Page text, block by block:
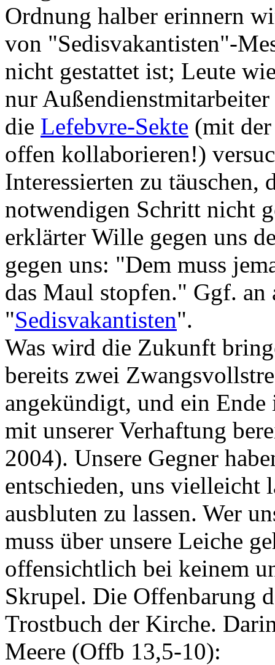
Ordnung halber erinnern
von "Sedisvakantisten"-
nicht gestattet ist; Leute
nur
die Lefebvre-Sekte (mit
offen kollaborieren!)
Interessierten zu täuschen,
notwendigen Schritt nicht
erklärter Wille gegen uns
gegen uns: "Dem muss
das Maul stopfen." Ggf. an
"Sedisvakantisten".
Was wird die Zukunft
bereits zwei
angekündigt, und ein
mit unserer Verhaftung
2004). Unsere Gegner
entschieden, uns vielleicht
ausbluten zu lassen. Wer
muss über unsere Leiche
offensichtlich bei keinem
Skrupel. Die Offenbarung
Trostbuch der Kirche.
Meere (Offb 13,5-10):